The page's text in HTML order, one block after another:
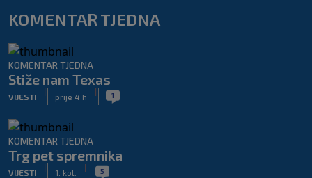
KOMENTAR TJEDNA
KOMENTAR TJEDNA
Stiže nam Texas
VIJESTI
|
prije 4 h
| 1
KOMENTAR TJEDNA
Trg pet spremnika
VIJESTI
|
1. kol.
| 5